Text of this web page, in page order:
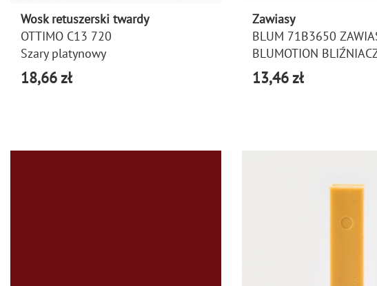
Wosk retuszerski twardy
OTTIMO C13 720
Szary platynowy
18,66 zł
Zawiasy
BLUM 71B3650
BLUMOTION
13,46 zł